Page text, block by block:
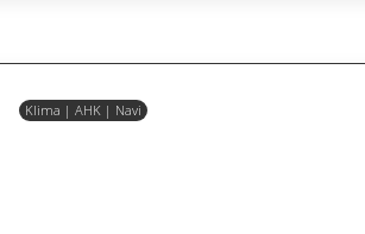
Klima | AHK | Navi